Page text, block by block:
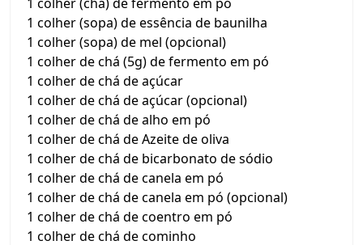
1 colher (sopa) de essência de baunilha
1 colher (sopa) de mel (opcional)
1 colher de chá (5g) de fermento em pó
1 colher de chá de açúcar
1 colher de chá de açúcar (opcional)
1 colher de chá de alho em pó
1 colher de chá de Azeite de oliva
1 colher de chá de bicarbonato de sódio
1 colher de chá de canela em pó
1 colher de chá de canela em pó (opcional)
1 colher de chá de coentro em pó
1 colher de chá de cominho